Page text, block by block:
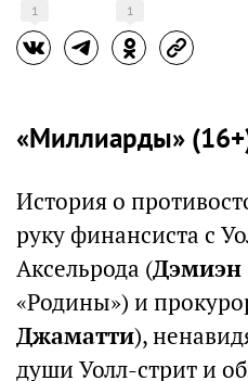
1 1
«Миллиарды»
История о
руку финансиста с
Аксельрода (
«Родины») и
Джаматти),
души Уолл-стрит и